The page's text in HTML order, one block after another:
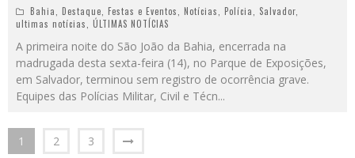
Bahia, Destaque, Festas e Eventos, Notícias, Polícia, Salvador,
ultimas notícias, ÚLTIMAS NOTÍCIAS
A primeira noite do São João da Bahia, encerrada na
madrugada desta sexta-feira (14), no Parque de Exposições,
em Salvador, terminou sem registro de ocorrência grave.
Equipes das Polícias Militar, Civil e Técn...
1 2 3